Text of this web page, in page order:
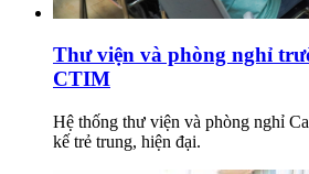
Thư viện và phòng nghỉ
CTIM
Hệ thống thư viện và phòng nghỉ
kế trẻ trung, hiện đại.